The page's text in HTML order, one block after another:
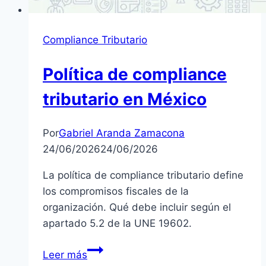
Compliance Tributario
Política de compliance
tributario en México
PorGabriel Aranda Zamacona
24/06/202624/06/2026
La política de compliance tributario define
los compromisos fiscales de la
organización. Qué debe incluir según el
apartado 5.2 de la UNE 19602.
Leer másPolítica